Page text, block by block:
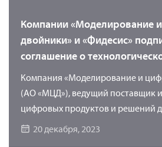
Компании «Моделирование
двойники» и «Фидесис»
соглашение о
Компания «Моделирование и
(АО «МЦД»), ведущий поставщик
цифровых продуктов и решений
научно-исследовательских и
20 декабря, 2023